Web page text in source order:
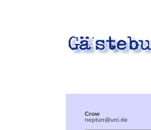
Crow
neptun@uni.de